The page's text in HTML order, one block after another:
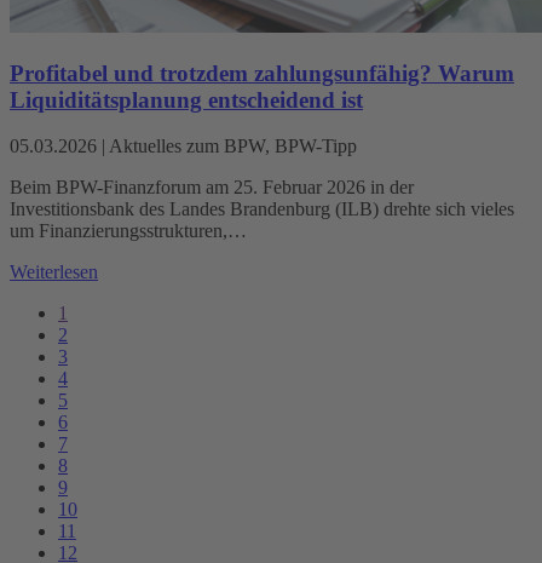
Profitabel und trotzdem zahlungsunfähig? Warum
Liquiditätsplanung entscheidend ist
05.03.2026 | Aktuelles zum BPW, BPW-Tipp
Beim BPW-Finanzforum am 25. Februar 2026 in der
Investitionsbank des Landes Brandenburg (ILB) drehte sich vieles
um Finanzierungsstrukturen,…
Weiterlesen
1
2
3
4
5
6
7
8
9
10
11
12